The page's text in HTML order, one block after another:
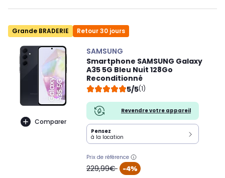
Grande BRADERIE Retour 30 jours
Comparer
SAMSUNG
Smartphone SAMSUNG Galaxy
A35 5G Bleu Nuit 128Go
Reconditionné
5/5(1)
Revendre votre appareil
Pensez
à la location
Prix de référence
oldPrice
229,99€ -4%